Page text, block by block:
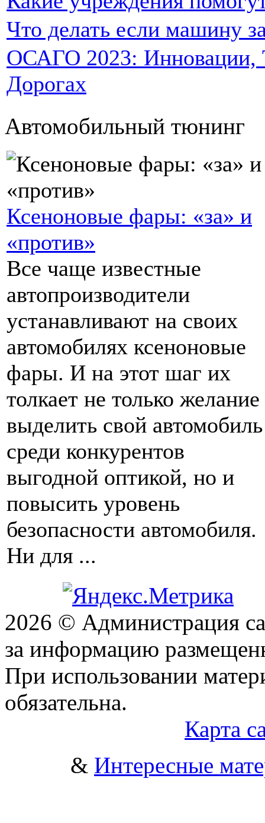
Что делать если машину
ОСАГО 2023: Инновации,
Дорогах
Автомобильный тюнинг
Ксеноновые фары: «за» и
«против»
Все чаще известные
автопроизводители
устанавливают на своих
автомобилях ксеноновые
фары. И на этот шаг их
толкает не только желание
выделить свой автомобиль
среди конкурентов
выгодной оптикой, но и
повысить уровень
безопасности автомобиля.
Ни для ...
2026 © Администрация
за информацию
При использовании
обязательна.
Карта
& Интересные